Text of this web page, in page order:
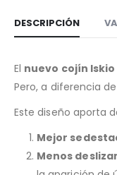
DESCRIPCIÓN
El nuevo cojín Iskio
Pero, a diferencia
Este diseño aporta
Mejor
Menos